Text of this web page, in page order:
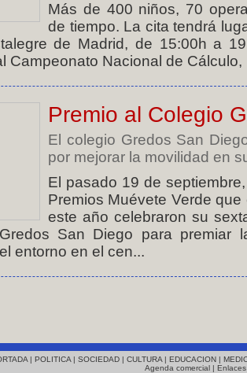
Más de 400 niños, 70
de tiempo. La cita tendrá
de Madrid, de 15:00h a
Campeonato Nacional de Cálculo,
Premio al Colegio
El colegio Gredos San
por mejorar la movilidad en
El pasado 19 de
Premios Muévete Verde
este año celebraron su
San Diego para premiar
entorno en el cen...
| POLITICA | SOCIEDAD | CULTURA | EDUCACION |
Agenda comercial |Enlaces